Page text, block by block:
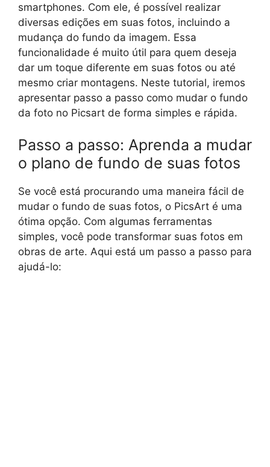
smartphones. Com ele, é possível realizar
diversas edições em suas fotos, incluindo a
mudança do fundo da imagem. Essa
funcionalidade é muito útil para quem deseja
dar um toque diferente em suas fotos ou até
mesmo criar montagens. Neste tutorial, iremos
apresentar passo a passo como mudar o fundo
da foto no Picsart de forma simples e rápida.
Passo a passo: Aprenda a mudar
o plano de fundo de suas fotos
Se você está procurando uma maneira fácil de
mudar o fundo de suas fotos, o PicsArt é uma
ótima opção. Com algumas ferramentas
simples, você pode transformar suas fotos em
obras de arte. Aqui está um passo a passo para
ajudá-lo: